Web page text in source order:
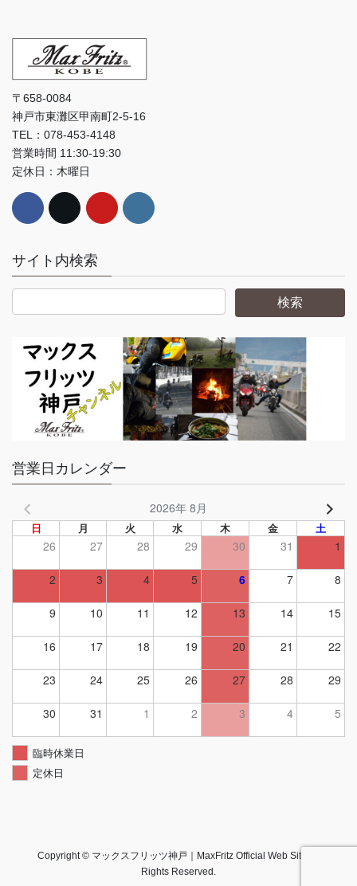
〒658-0084
神戸市東灘区甲南町2-5-16
TEL：078-453-4148
営業時間 11:30-19:30
定休日：木曜日
サイト内検索
営業日カレンダー
2026年 8月
日 月 火 水 木 金 土
26 27 28 29 30 31 1
2 3 4 5 6 7 8
9 10 11 12 13 14 15
16 17 18 19 20 21 22
23 24 25 26 27 28 29
30 31 1 2 3 4 5
臨時休業日
定休日
Copyright © マックスフリッツ神戸｜MaxFritz Official Web Site All
Rights Reserved.